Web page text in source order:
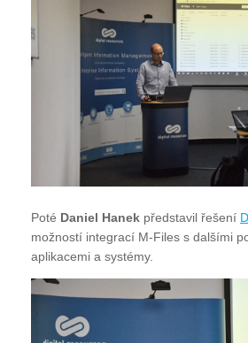
Poté Daniel Hanek představil řešení
možností integrací M-Files s dalšími
aplikacemi a systémy.